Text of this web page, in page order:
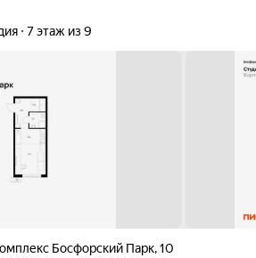
7 этаж из 9
Босфорский Парк,10